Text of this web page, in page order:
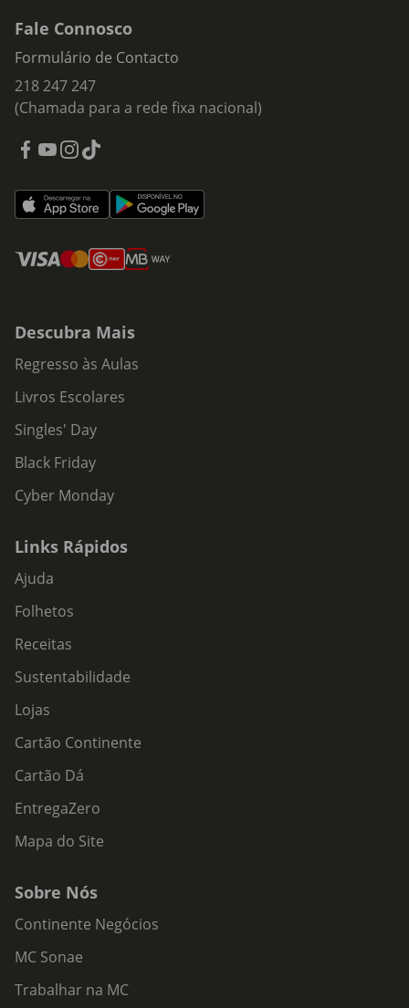
Fale Connosco
Formulário de Contacto
218 247 247
(Chamada para a rede fixa nacional)
Descubra Mais
Regresso às Aulas
Livros Escolares
Singles' Day
Black Friday
Cyber Monday
Links Rápidos
Ajuda
Folhetos
Receitas
Sustentabilidade
Lojas
Cartão Continente
Cartão Dá
EntregaZero
Mapa do Site
Sobre Nós
Continente Negócios
MC Sonae
Trabalhar na MC